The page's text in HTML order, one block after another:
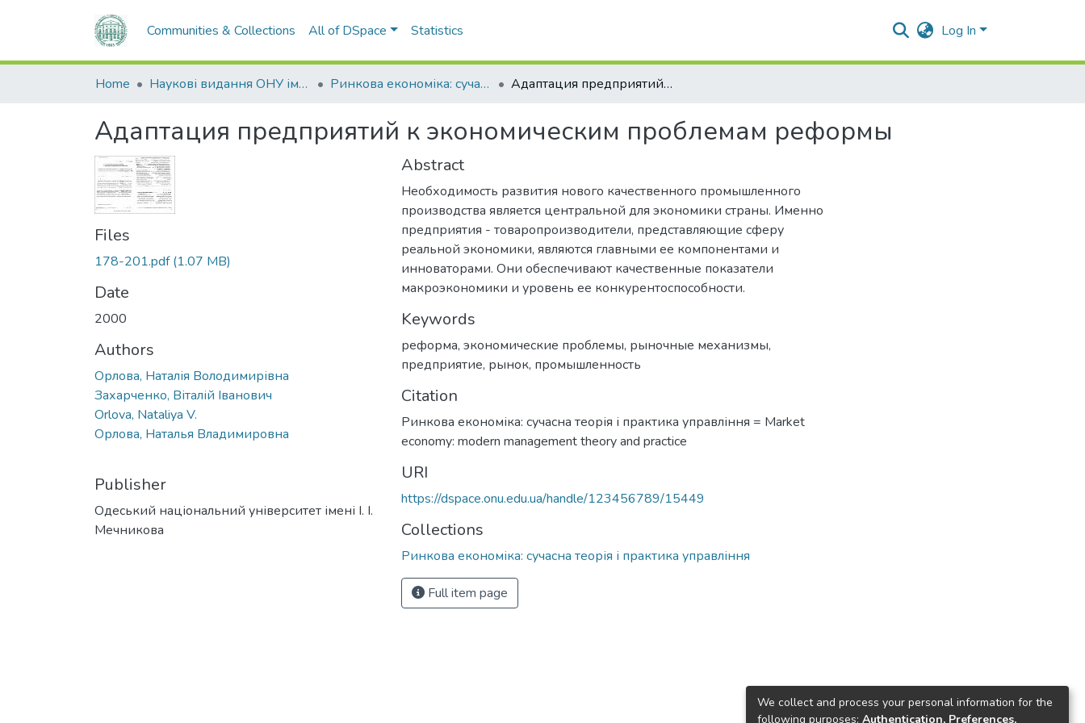
Communities & Collections All of DSpace Statistics Log In
Home Наукові видання ОНУ імені І. І. Мечникова Ринкова економіка: сучасна теорія і практика управління Адаптация предприятий к экономическим проблемам реформы
Адаптация предприятий к экономическим проблемам реформы
Files
178-201.pdf(1.07 MB)
Date
2000
Authors
Орлова, Наталія Володимирівна
Захарченко, Віталій Іванович
Orlova, Nataliya V.
Орлова, Наталья Владимировна
Publisher
Одеський національний університет імені І. І.
Мечникова
Abstract
Необходимость развития нового качественного промышленного
производства является центральной для экономики страны. Именно
предприятия - товаропроизводители, представляющие сферу
реальной экономики, являются главными ее компонентами и
инноваторами. Они обеспечивают качественные показатели
макроэкономики и уровень ее конкурентоспособности.
Keywords
реформа, экономические проблемы, рыночные механизмы,
предприятие, рынок, промышленность
Citation
Ринкова економіка: сучасна теорія і практика управління = Market
economy: modern management theory and practice
URI
https://dspace.onu.edu.ua/handle/123456789/15449
Collections
Ринкова економіка: сучасна теорія і практика управління
Full item page
We collect and process your personal information for the
following purposes: Authentication, Preferences,